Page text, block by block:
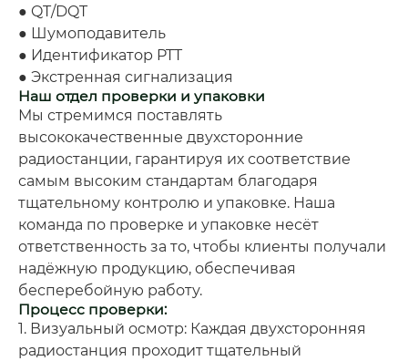
● QT/DQT
● Шумоподавитель
● Идентификатор PTT
● Экстренная сигнализация
Наш отдел проверки и упаковки
Мы стремимся поставлять
высококачественные двухсторонние
радиостанции, гарантируя их соответствие
самым высоким стандартам благодаря
тщательному контролю и упаковке. Наша
команда по проверке и упаковке несёт
ответственность за то, чтобы клиенты получали
надёжную продукцию, обеспечивая
бесперебойную работу.
Процесс проверки:
1. Визуальный осмотр: Каждая двухсторонняя
радиостанция проходит тщательный